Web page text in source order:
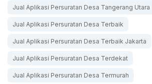
Jual Aplikasi Persuratan Desa Tangerang Utara
Jual Aplikasi Persuratan Desa Terbaik
Jual Aplikasi Persuratan Desa Terbaik Jakarta
Jual Aplikasi Persuratan Desa Terdekat
Jual Aplikasi Persuratan Desa Termurah